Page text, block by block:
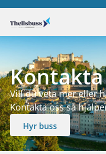
Vill du veta mer eller
Kontakta oss så
Hyr buss